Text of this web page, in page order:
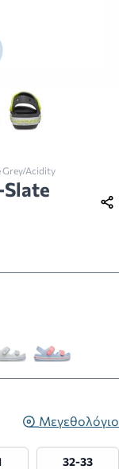
larger image
View larger
Grey/Acidity
Slate
Μεγεθολόγιο
32-33